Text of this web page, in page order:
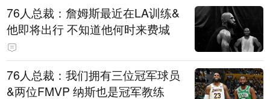
76人总裁：詹姆斯最近在LA训练&
他即将出行 不知道他何时来费城
76人总裁：我们拥有三位冠军球员
&两位FMVP 纳斯也是冠军教练